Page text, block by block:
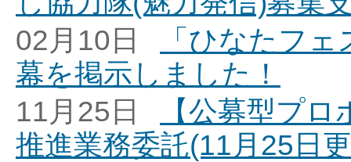
02月10日
「ひなたフ
幕を掲示しました！
11月25日
【公募型プ
推進業務委託(11月25日